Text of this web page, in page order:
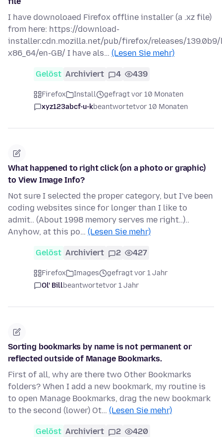
I have downoloaed Firefox offline installer (a .xz file)
from here: https://download-
installer.cdn.mozilla.net/pub/firefox/releases/
x86_64/en-GB/ I have als… (Lesen Sie mehr)
Gelöst Archiviert 4 439
Firefox Install
gefragt vor 10 Monaten
xyz123abcf-u-kbeantwortetvor 10 Monaten
What happened to right click (on a photo or graphic)
to View Image Info?
Not sure I selected the proper category, but I've been
coding websites since for longer than I like to
admit.. (About 1998 memory serves me right..)..
Anyhow, at this po… (Lesen Sie mehr)
Gelöst Archiviert 2 427
Firefox Images
gefragt vor 1 Jahr
Ol' Billbeantwortetvor 1 Jahr
Sorting bookmarks by name is not permanent or
reflected outside of Manage Bookmarks.
First of all, why are there two Other Bookmarks
folders? When I add a new bookmark, my routine is
to open Manage Bookmarks, drag the new bookmark
to the second (lower) Ot… (Lesen Sie mehr)
Gelöst Archiviert 2 420